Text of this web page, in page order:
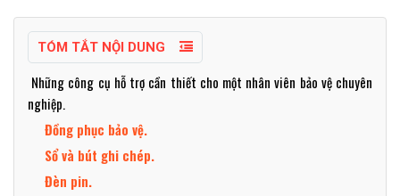
TÓM TẮT NỘI DUNG
Những công cụ hỗ trợ cần thiết cho một nhân viên bảo vệ chuyên
nghiệp.
Đồng phục bảo vệ.
Sổ và bút ghi chép.
Đèn pin.